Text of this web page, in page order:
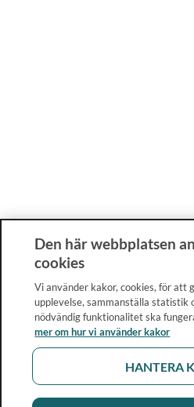
Den här webbplatsen
cookies
Vi använder kakor, cookies, för att
upplevelse, sammanställa statistik
nödvändig funktionalitet ska
mer om hur vi använder kakor
HANTERA